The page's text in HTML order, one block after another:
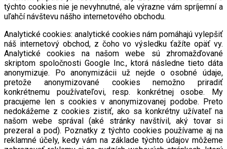
týchto cookies nie je nevyhnutné, ale výrazne vám spríjemní a
uľahčí návštevu nášho internetového obchodu.
Analytické cookies: analytické cookies nám pomáhajú vylepšiť
náš internetový obchod, z čoho vo výsledku ťažíte opäť vy.
Analytické cookies na našom webe sú zhromažďované
skriptom spoločnosti Google Inc., ktorá následne tieto dáta
anonymizuje. Po anonymizácii už nejde o osobné údaje,
pretože anonymizované cookies nemožno priradiť
konkrétnemu používateľovi, resp. konkrétnej osobe. My
pracujeme len s cookies v anonymizovanej podobe. Preto
nedokážeme z cookies zistiť, ako sa konkrétny užívateľ na
našom webe správal (aké stránky navštívil, aký tovar si
prezeral a pod). Poznatky z týchto cookies používame aj na
reklamné účely, kedy vám na základe týchto údajov môžeme